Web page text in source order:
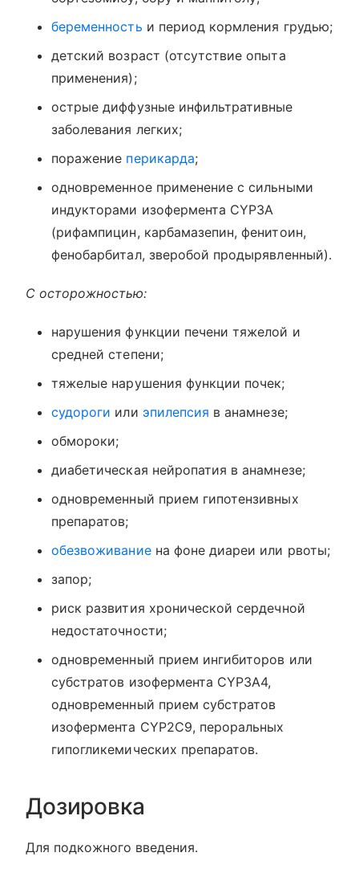
беременность и период кормления грудью;
детский возраст (отсутствие опыта
применения);
острые диффузные инфильтративные
заболевания легких;
поражение перикарда;
одновременное применение с сильными
индукторами изофермента CYP3A
(рифампицин, карбамазепин, фенитоин,
фенобарбитал, зверобой продырявленный).
С осторожностью:
нарушения функции печени тяжелой и
средней степени;
тяжелые нарушения функции почек;
судороги или эпилепсия в анамнезе;
обмороки;
диабетическая нейропатия в анамнезе;
одновременный прием гипотензивных
препаратов;
обезвоживаниена фоне диареи или рвоты;
запор;
риск развития хронической сердечной
недостаточности;
одновременный прием ингибиторов или
субстратов изофермента CYP3A4,
одновременный прием субстратов
изофермента CYP2C9, пероральных
гипогликемических препаратов.
Дозировка
Для подкожного введения.